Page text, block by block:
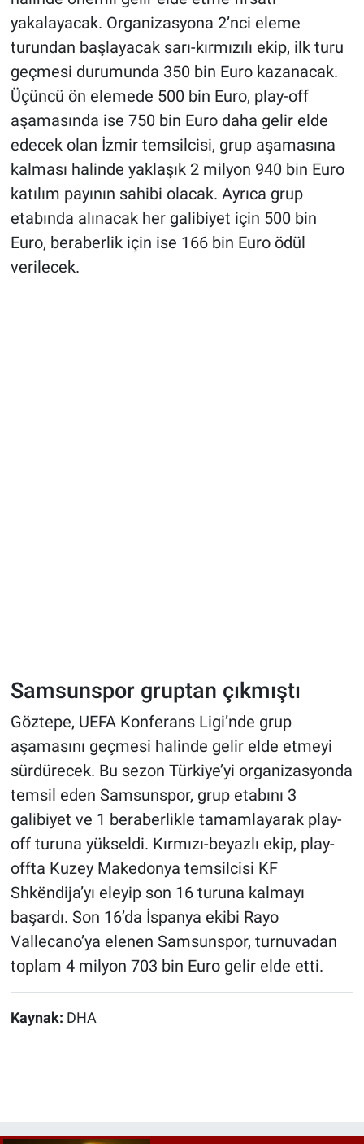
yakalayacak. Organizasyona 2’nci eleme
turundan başlayacak sarı-kırmızılı ekip, ilk turu
geçmesi durumunda 350 bin Euro kazanacak.
Üçüncü ön elemede 500 bin Euro, play-off
aşamasında ise 750 bin Euro daha gelir elde
edecek olan İzmir temsilcisi, grup aşamasına
kalması halinde yaklaşık 2 milyon 940 bin Euro
katılım payının sahibi olacak. Ayrıca grup
etabında alınacak her galibiyet için 500 bin
Euro, beraberlik için ise 166 bin Euro ödül
verilecek.
Samsunspor gruptan çıkmıştı
Göztepe, UEFA Konferans Ligi’nde grup
aşamasını geçmesi halinde gelir elde etmeyi
sürdürecek. Bu sezon Türkiye’yi organizasyonda
temsil eden Samsunspor, grup etabını 3
galibiyet ve 1 beraberlikle tamamlayarak play-
off turuna yükseldi. Kırmızı-beyazlı ekip, play-
offta Kuzey Makedonya temsilcisi KF
Shkëndija’yı eleyip son 16 turuna kalmayı
başardı. Son 16’da İspanya ekibi Rayo
Vallecano’ya elenen Samsunspor, turnuvadan
toplam 4 milyon 703 bin Euro gelir elde etti.
Kaynak: DHA